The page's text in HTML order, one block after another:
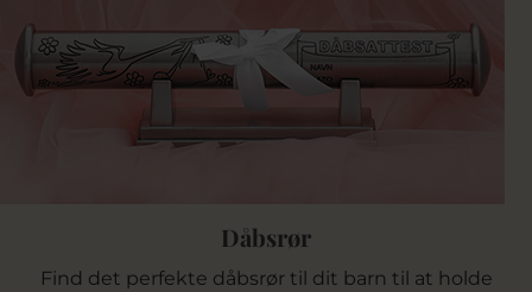
Dåbsrør
Find det perfekte dåbsrør til dit barn til at holde